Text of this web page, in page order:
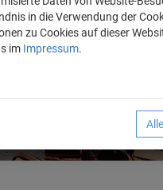
in die Verwendung der
zu Cookies auf dieser
im Impressum.